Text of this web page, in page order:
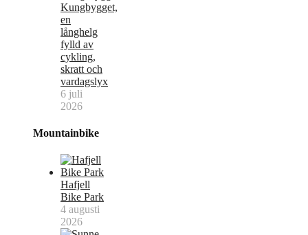
Kungbygget,
en
långhelg
fylld av
cykling,
skratt och
vardagslyx
6 juli
2026
Mountainbike
Hafjell
Bike Park
4 augusti
2026